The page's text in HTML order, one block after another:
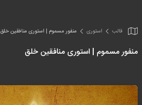
قالب استوری منفور مسموم | استوری منافقین خلق
منفور مسموم | استوری منافقین خلق